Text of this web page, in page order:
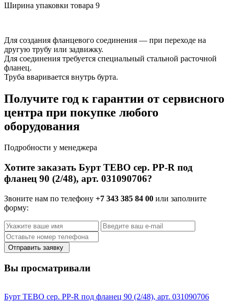
Ширина упаковки товара 9
Для создания фланцевого соединения — при переходе на
другую трубу или задвижку.
Для соединения требуется специальный стальной расточной
фланец.
Труба вваривается внутрь бурта.
Получите год к гарантии от сервисного
центра при покупке любого
оборудования
Подробности у менеджера
Хотите заказать Бурт TEBO сер. PP-R под
фланец 90 (2/48), арт. 031090706?
Звоните нам по телефону +7 343 385 84 00 или заполните
форму:
Отправить заявку
Вы просматривали
Бурт TEBO сер. PP-R под фланец 90 (2/48), арт. 031090706